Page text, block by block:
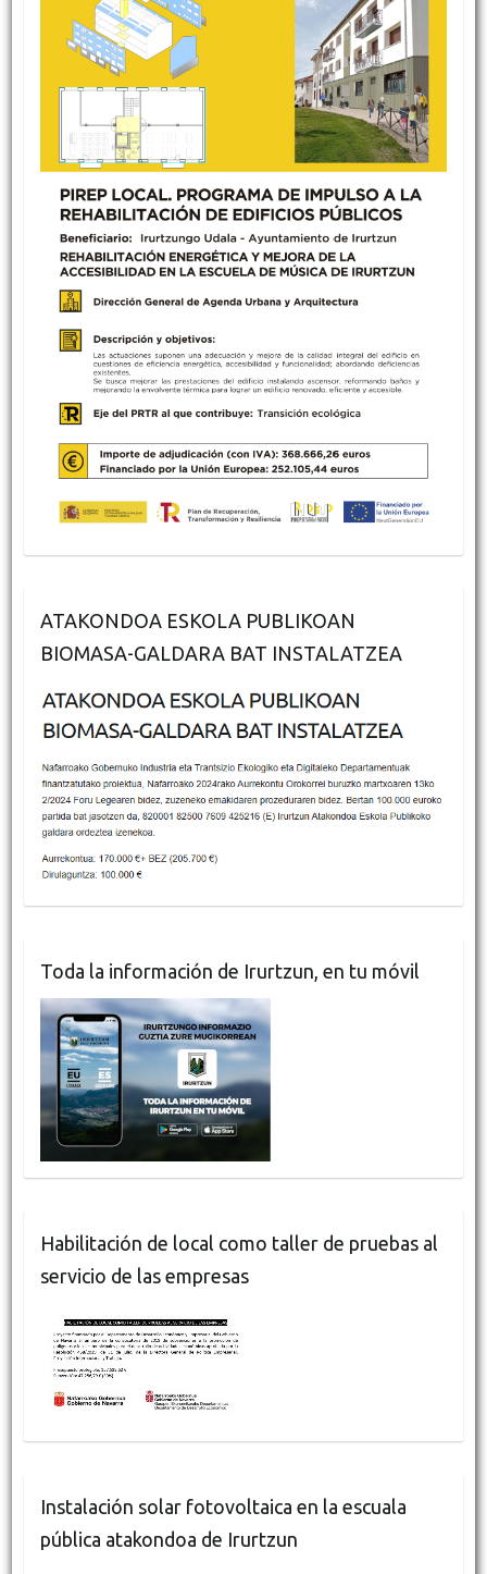
ATAKONDOA ESKOLA PUBLIKOAN
BIOMASA-GALDARA BAT INSTALATZEA
Toda la información de Irurtzun, en tu móvil
Habilitación de local como taller de pruebas al
servicio de las empresas
Instalación solar fotovoltaica en la escuala
pública atakondoa de Irurtzun